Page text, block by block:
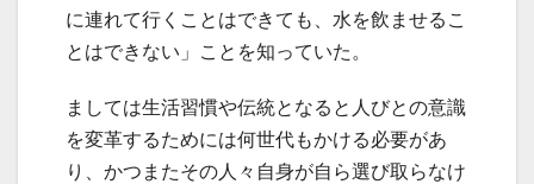
に連れて行くことはできても、水を飲ませるこ
とはできない」ことを知っていた。
ましては生活習慣や伝統となると人びとの意識
を変革するためには何世代もかける必要があ
り、かつまたその人々自身が自ら選び取らなけ